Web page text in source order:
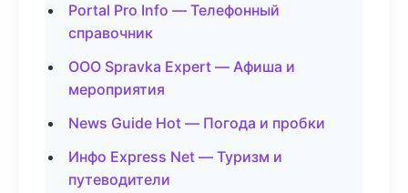
Portal Pro Info — Телефонный
справочник
ООО Spravka Expert — Афиша и
мероприятия
News Guide Hot — Погода и пробки
Инфо Express Net — Туризм и
путеводители